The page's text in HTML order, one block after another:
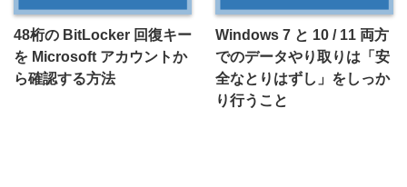
48桁の BitLocker 回復キー
を Microsoft アカウントか
ら確認する方法
Windows 7 と 10 / 11 両方
でのデータやり取りは「安
全なとりはずし」をしっか
り行うこと